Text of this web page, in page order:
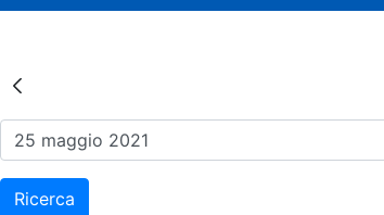
Risultati della Ricerca
Ricerca